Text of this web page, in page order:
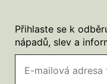
Přihlaste se k
nápadů, slev a